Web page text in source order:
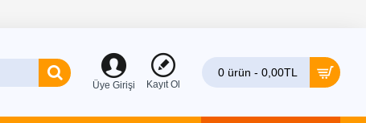
Üye Girişi Kayıt Ol
0 ürün - 0,00TL